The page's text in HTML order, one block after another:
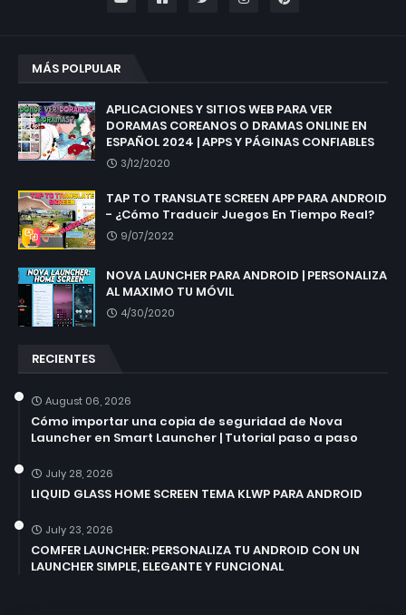
MÁS POLPULAR
APLICACIONES Y SITIOS WEB PARA VER
DORAMAS COREANOS O DRAMAS ONLINE EN
ESPAÑOL 2024 | APPS Y PÁGINAS CONFIABLES
3/12/2020
TAP TO TRANSLATE SCREEN APP PARA ANDROID
- ¿Cómo Traducir Juegos En Tiempo Real?
9/07/2022
NOVA LAUNCHER PARA ANDROID | PERSONALIZA
AL MAXIMO TU MÓVIL
4/30/2020
RECIENTES
August 06, 2026
Cómo importar una copia de seguridad de Nova
Launcher en Smart Launcher | Tutorial paso a paso
July 28, 2026
LIQUID GLASS HOME SCREEN TEMA KLWP PARA ANDROID
July 23, 2026
COMFER LAUNCHER: PERSONALIZA TU ANDROID CON UN
LAUNCHER SIMPLE, ELEGANTE Y FUNCIONAL